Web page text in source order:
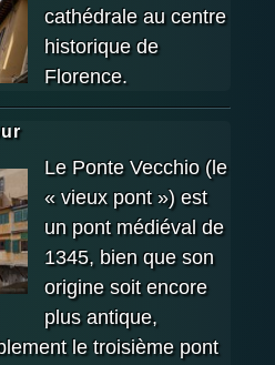
cathédrale au centre
historique de
Florence.
Le Ponte Vecchio (le
« vieux pont ») est
un pont médiéval de
1345, bien que son
origine soit encore
plus antique,
le troisième pont